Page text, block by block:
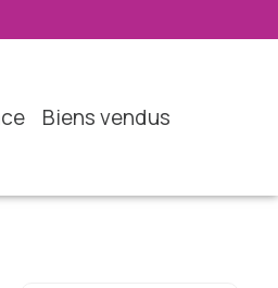
biens vendus